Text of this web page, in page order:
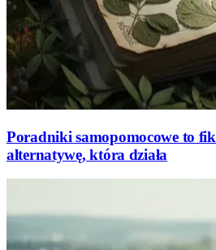
Poradniki samopomocowe to
alternatywę, która działa